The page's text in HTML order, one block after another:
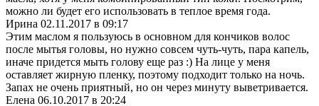
можно ли будет его использовать в теплое время года.
Ирина 02.11.2017 в 09:17
Этим маслом я пользуюсь в основном для кончиков волос
после мытья головы, но нужно совсем чуть-чуть, пара капель,
иначе придется мыть голову еще раз :) На лице у меня
оставляет жирную пленку, поэтому подходит только на ночь.
Запах не очень приятный, но он через минуту выветривается.
Елена 06.10.2017 в 20:24